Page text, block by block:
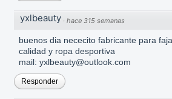
yxlbeauty ·hace 315 semanas
buenos dia nececito fabricante para
calidad y ropa desportiva
mail: yxlbeauty@outlook.com
Responder